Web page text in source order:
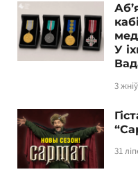
У
3
31